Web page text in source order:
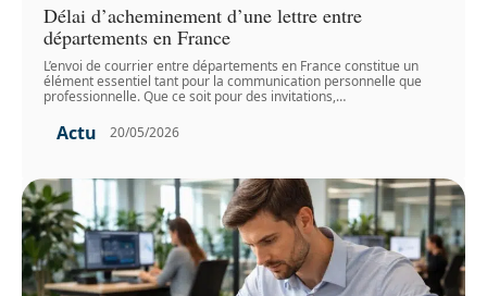
Délai d’acheminement d’une lettre entre
départements en France
L’envoi de courrier entre départements en France constitue un
élément essentiel tant pour la communication personnelle que
professionnelle. Que ce soit pour des invitations,…
Actu 20/05/2026